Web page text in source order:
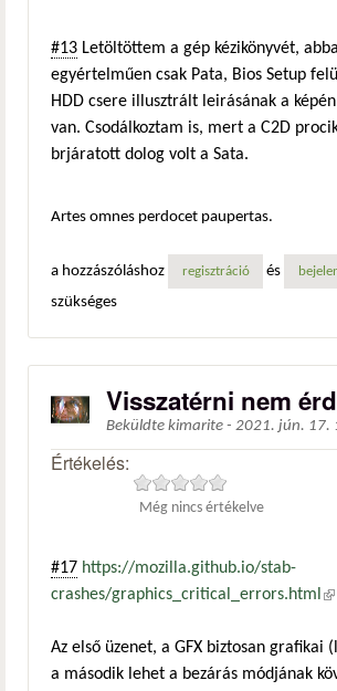
#13 Letöltöttem a gép kézikönyvét,
egyértelműen csak Pata, Bios Setup
HDD csere illusztrált leirásának a
van. Csodálkoztam is, mert a C2D
brjáratott dolog volt a Sata.
Artes omnes perdocet paupertas.
a hozzászóláshoz regisztráció és
szükséges
Visszatérni nem
Beküldte kimarite - 2021. jún. 17.
Értékelés:
Még nincs értékelve
#17 https://mozilla.github.io/stab-
crashes/graphics_critical_errors.html
Az első üzenet, a GFX biztosan grafikai
a második lehet a bezárás módjának